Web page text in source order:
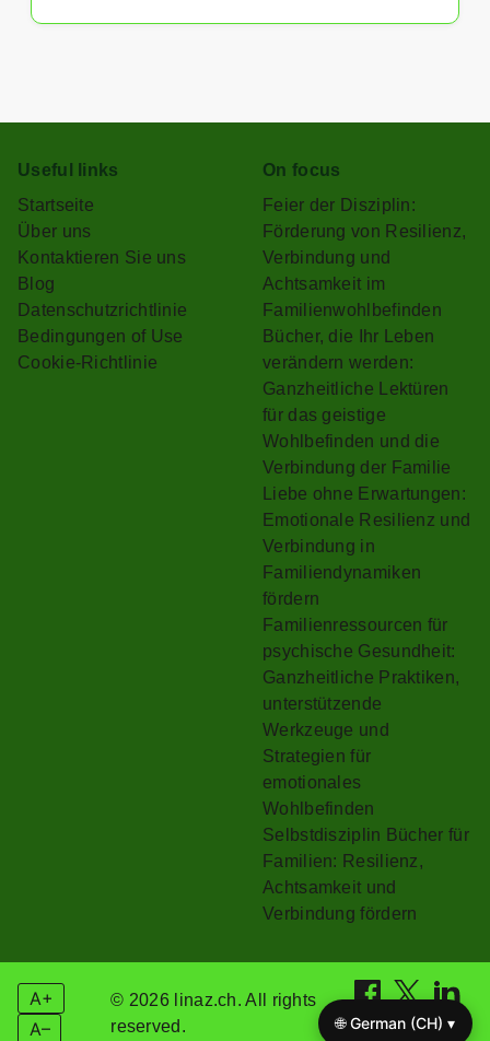
Useful links
Startseite
Über uns
Kontaktieren Sie uns
Blog
Datenschutzrichtlinie
Bedingungen of Use
Cookie-Richtlinie
On focus
Feier der Disziplin:
Förderung von Resilienz,
Verbindung und
Achtsamkeit im
Familienwohlbefinden
Bücher, die Ihr Leben
verändern werden:
Ganzheitliche Lektüren
für das geistige
Wohlbefinden und die
Verbindung der Familie
Liebe ohne Erwartungen:
Emotionale Resilienz und
Verbindung in
Familiendynamiken
fördern
Familienressourcen für
psychische Gesundheit:
Ganzheitliche Praktiken,
unterstützende
Werkzeuge und
Strategien für
emotionales
Wohlbefinden
Selbstdisziplin Bücher für
Familien: Resilienz,
Achtsamkeit und
Verbindung fördern
A+
A–
© 2026 linaz.ch. All rights
reserved.
🌐 German (CH) ▾